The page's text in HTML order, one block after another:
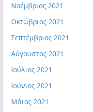
Νοέμβριος 2021
Οκτώβριος 2021
Σεπτέμβριος 2021
Αύγουστος 2021
Ιούλιος 2021
Ιούνιος 2021
Μάιος 2021